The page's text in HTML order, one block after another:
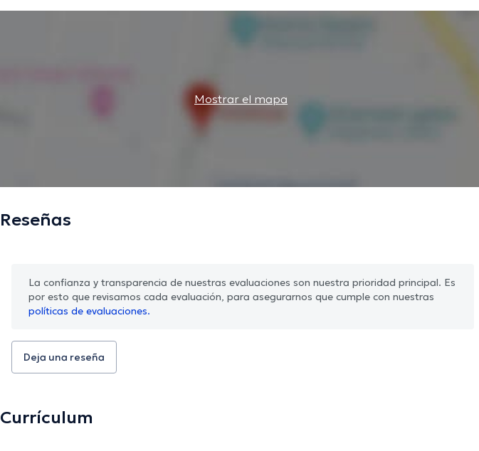
Mostrar el mapa
Reseñas
La confianza y transparencia de nuestras evaluaciones son nuestra prioridad principal. Es
por esto que revisamos cada evaluación, para asegurarnos que cumple con nuestras
políticas de evaluaciones.
Deja una reseña
Currículum